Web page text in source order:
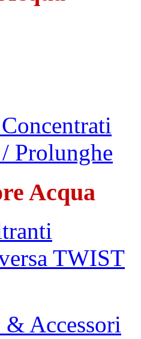
Prolunghe
Acqua
TWIST
Accessori